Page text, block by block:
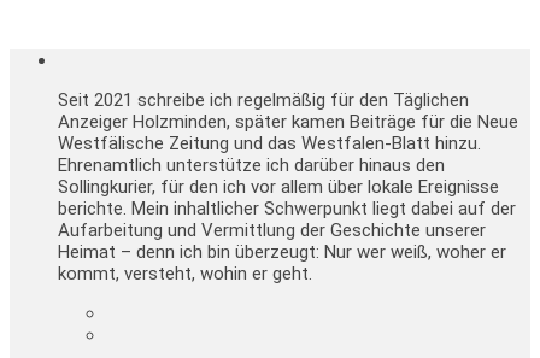
Seit 2021 schreibe ich regelmäßig für den Täglichen
Anzeiger Holzminden, später kamen Beiträge für die Neue
Westfälische Zeitung und das Westfalen-Blatt hinzu.
Ehrenamtlich unterstütze ich darüber hinaus den
Sollingkurier, für den ich vor allem über lokale Ereignisse
berichte. Mein inhaltlicher Schwerpunkt liegt dabei auf der
Aufarbeitung und Vermittlung der Geschichte unserer
Heimat – denn ich bin überzeugt: Nur wer weiß, woher er
kommt, versteht, wohin er geht.